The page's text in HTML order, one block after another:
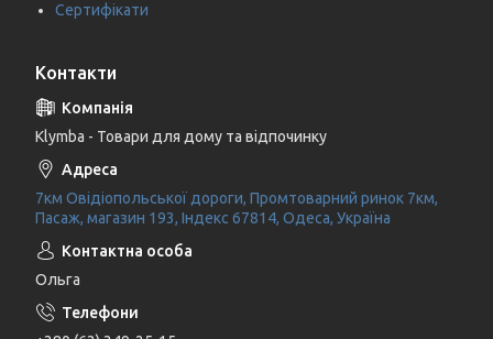
Сертифікати
Контакти
Klymba - Товари для дому та відпочинку
7км Овідіопольської дороги, Промтоварний ринок 7км,
Пасаж, магазин 193, Індекс 67814, Одеса, Україна
Ольга